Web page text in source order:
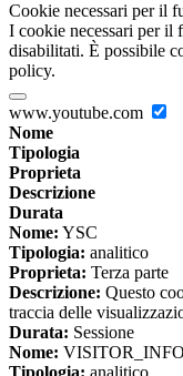
Cookie necessari per il
I cookie necessari per il
disabilitati. È possibile
policy.
www.youtube.com
Nome
Tipologia
Proprieta
Descrizione
Durata
Nome: YSC
Tipologia: analitico
Proprieta: Terza parte
Descrizione: Questo
traccia delle
Durata: Sessione
Nome: